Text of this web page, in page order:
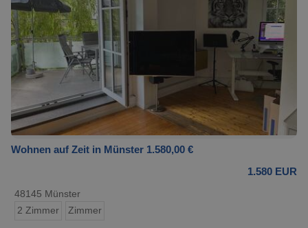
Wohnen auf Zeit in Münster 1.580,00 €
1.580 EUR
48145 Münster
2 Zimmer
Zimmer